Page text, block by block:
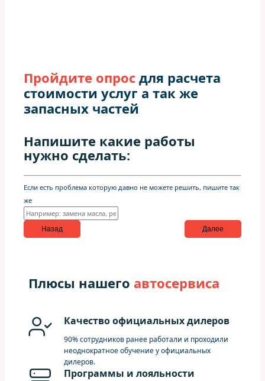
Пройдите опрос для расчета
стоимости услуг а так же
запасных частей
Напишите какие работы
нужно сделать:
Если есть проблема которую давно не можете решить, пишите так
же
Назад Далее
Плюсы нашего автосервиса
Качество официальных дилеров
90% сотрудников ранее работали и проходили
неоднократное обучение у официальных
дилеров.
Программы и лояльности